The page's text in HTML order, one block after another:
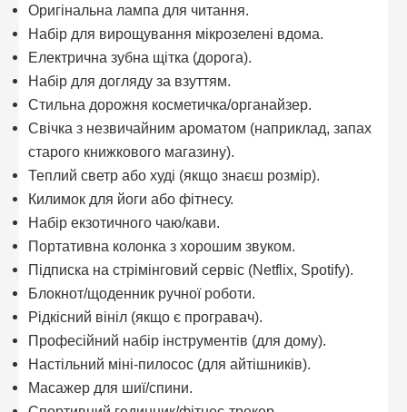
Оригінальна лампа для читання.
Набір для вирощування мікрозелені вдома.
Електрична зубна щітка (дорога).
Набір для догляду за взуттям.
Стильна дорожня косметичка/органайзер.
Свічка з незвичайним ароматом (наприклад, запах
старого книжкового магазину).
Теплий светр або худі (якщо знаєш розмір).
Килимок для йоги або фітнесу.
Набір екзотичного чаю/кави.
Портативна колонка з хорошим звуком.
Підписка на стрімінговий сервіс (Netflix, Spotify).
Блокнот/щоденник ручної роботи.
Рідкісний вініл (якщо є програвач).
Професійний набір інструментів (для дому).
Настільний міні-пилосос (для айтішників).
Масажер для шиї/спини.